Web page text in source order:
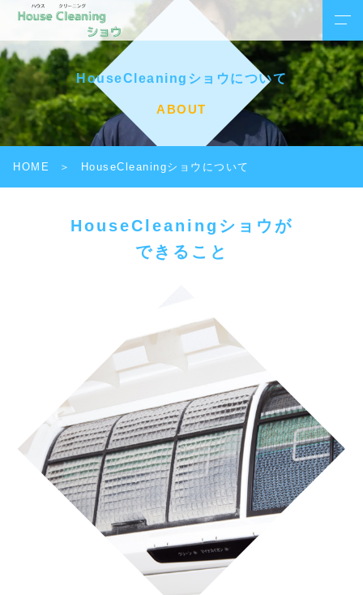
HouseCleaningショウについて
ABOUT
HOME HouseCleaningショウについて
HouseCleaningショウが
できること